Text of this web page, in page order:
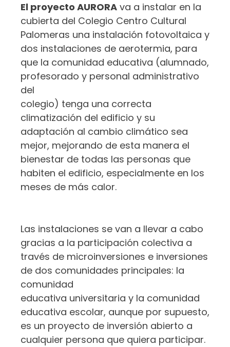
El proyecto AURORA va a instalar en la
cubierta del Colegio Centro Cultural
Palomeras una instalación fotovoltaica y
dos instalaciones de aerotermia, para
que la comunidad educativa (alumnado,
profesorado y personal administrativo
del
colegio) tenga una correcta
climatización del edificio y su
adaptación al cambio climático sea
mejor, mejorando de esta manera el
bienestar de todas las personas que
habiten el edificio, especialmente en los
meses de más calor.
Las instalaciones se van a llevar a cabo
gracias a la participación colectiva a
través de microinversiones e inversiones
de dos comunidades principales: la
comunidad
educativa universitaria y la comunidad
educativa escolar, aunque por supuesto,
es un proyecto de inversión abierto a
cualquier persona que quiera participar.